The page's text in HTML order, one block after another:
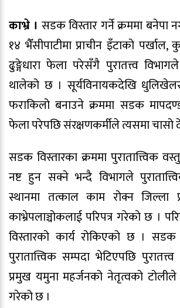
काभ्रे । सडक विस्तार गर्ने क्रममा बनेपा
१४ भैँसीपाटीमा प्राचीन इँटाको
ढुङ्गेधारा फेला परेसँगै पुरातत्त्व
थालेको छ । सूर्यविनायकदेखि
फराकिलो बनाउने क्रममा सडक
फेला परेपछि संरक्षणकर्मीले त्यसमा
सडक विस्तारका क्रममा पुरातात्त्विक
नष्ट हुन सक्ने भन्दै विभागले
स्थानमा तत्काल काम रोक्न जिल्ला
काभ्रेपलाञ्चोकलाई परिपत्र गरेको छ ।
विस्तारको कार्य रोकिएको छ । सडक
पुरातात्त्विक सम्पदा भेटिएपछि
प्रमुख यमुना महर्जनको नेतृत्वको
गरेको छ ।